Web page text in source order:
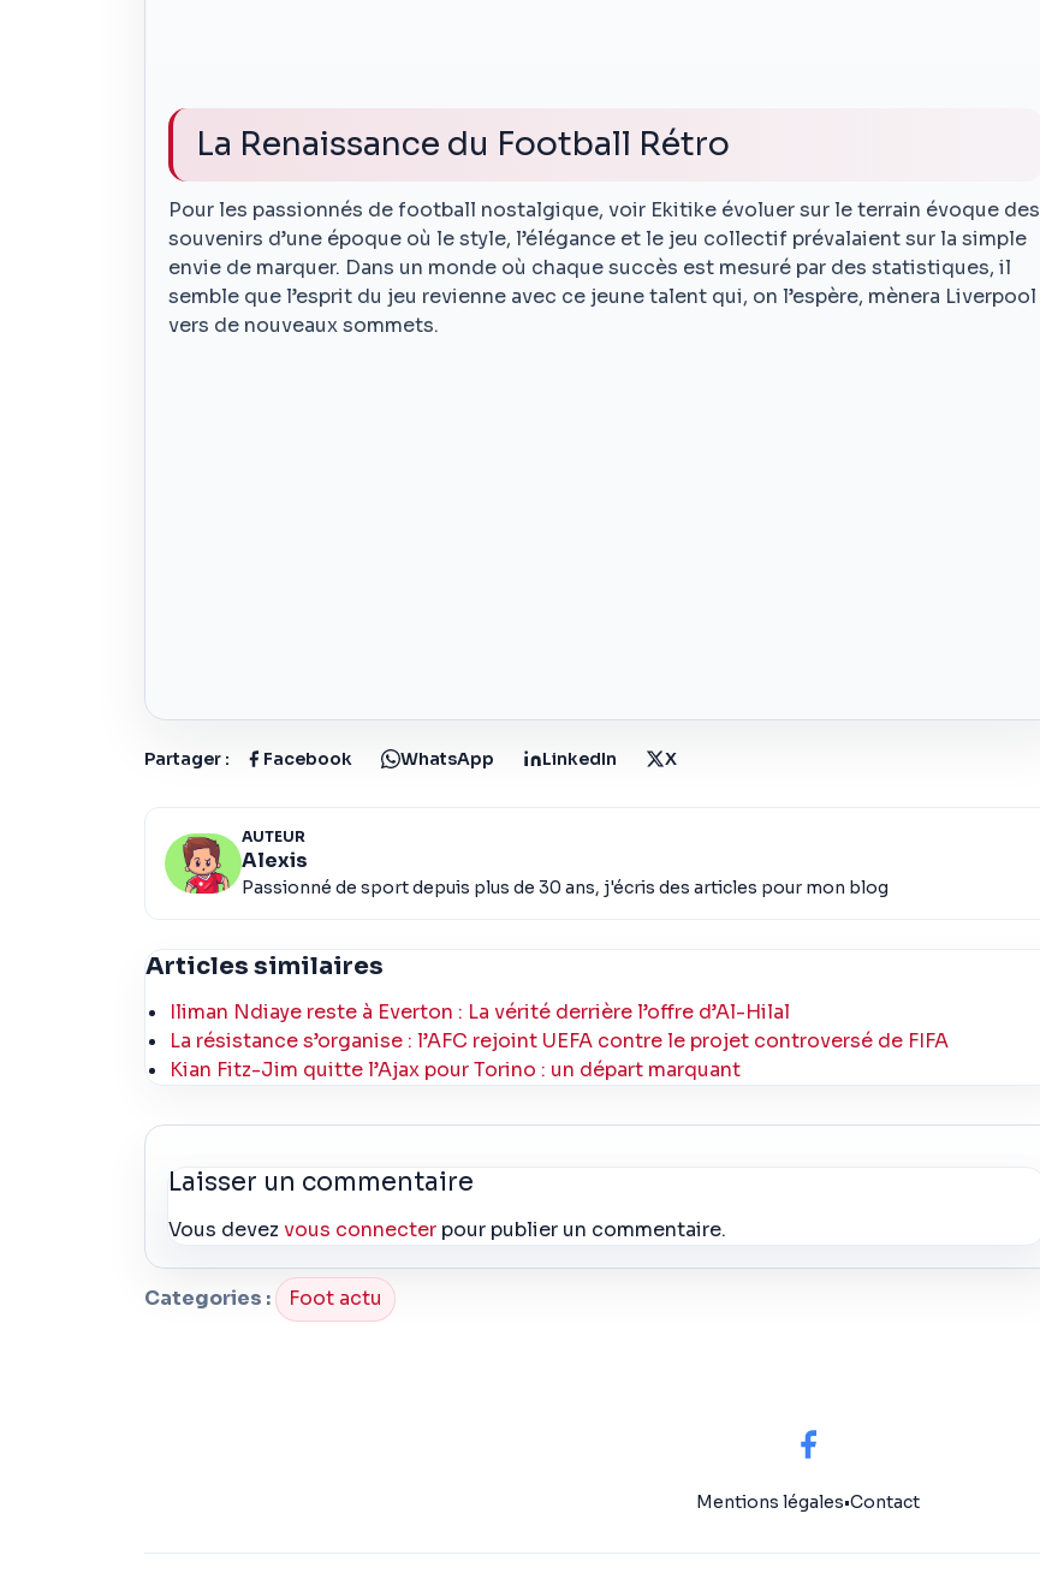
La Renaissance du Football Rétro
Pour les passionnés de football nostalgique, voir Ekitike évoluer sur le terrain évoque des
souvenirs d’une époque où le style, l’élégance et le jeu collectif prévalaient sur la simple
envie de marquer. Dans un monde où chaque succès est mesuré par des statistiques, il
semble que l’esprit du jeu revienne avec ce jeune talent qui, on l’espère, mènera Liverpool
vers de nouveaux sommets.
Partager : Facebook WhatsApp LinkedIn X
AUTEUR
Alexis
Passionné de sport depuis plus de 30 ans, j'écris des articles pour mon blog
Articles similaires
Iliman Ndiaye reste à Everton : La vérité derrière l’offre d’Al-Hilal
La résistance s’organise : l’AFC rejoint UEFA contre le projet controversé de FIFA
Kian Fitz-Jim quitte l’Ajax pour Torino : un départ marquant
Laisser un commentaire
Vous devezvous connecter pour publier un commentaire.
Categories : Foot actu
Mentions légales•Contact